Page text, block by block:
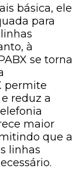
básica, ele
para
à
se torna
permite
reduz a
maior
que a
linhas